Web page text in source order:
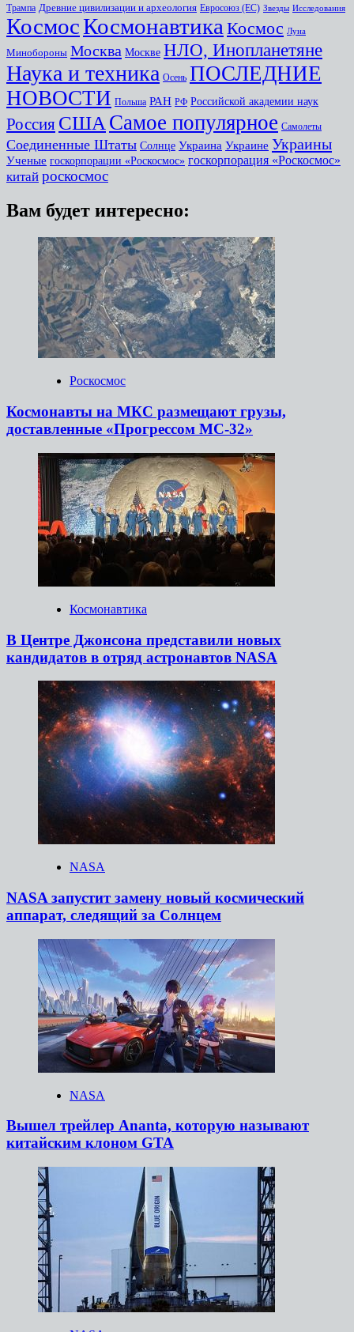
Трампа Древние цивилизации и археология Евросоюз (ЕС) Звезды Исследования
КосмоcКосмонавтика Космос Луна
Минобороны Москва Москве НЛО, Инопланетяне
Наука и техника Осень ПОСЛЕДНИЕ
НОВОСТИ Польша РАН РФ Российской академии наук
Россия США Самое популярное Самолеты
Соединенные Штаты Солнце Украина Украине Украины
Ученые госкорпорации «Роскосмос» госкорпорация «Роскосмос»
китай роскосмос
Вам будет интересно:
Роскосмос
Космонавты на МКС размещают грузы,
доставленные «Прогрессом МС-32»
Космонавтика
В Центре Джонсона представили новых
кандидатов в отряд астронавтов NASA
NASA
NASA запустит замену новый космический
аппарат, следящий за Солнцем
NASA
Вышел трейлер Ananta, которую называют
китайским клоном GTA